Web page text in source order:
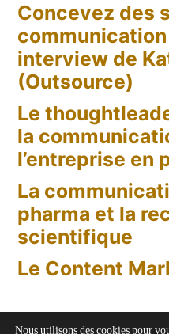
Concevez des
communication
interview de
(Outsource)
Le
la
l’entreprise en
La
pharma et la
scientifique
Le Content
Nous utilisons des cookies pour